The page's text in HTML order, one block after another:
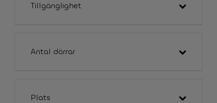
Tillgänglighet
Antal dörrar
Plats